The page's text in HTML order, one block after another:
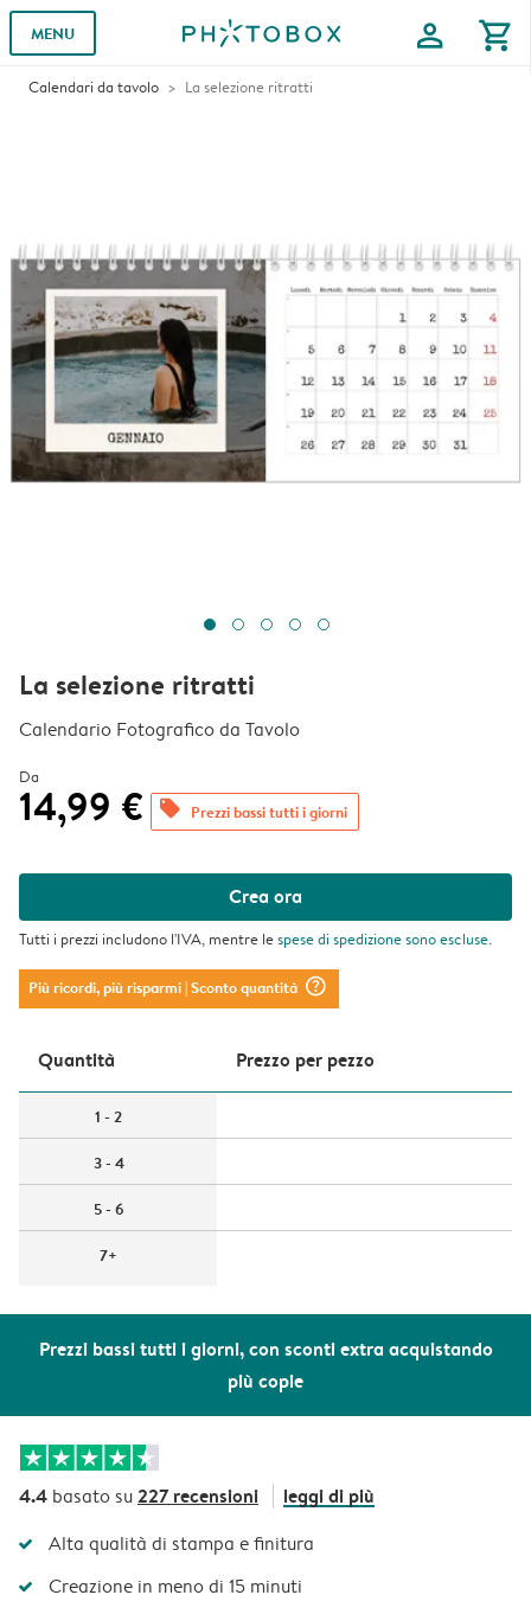
MENU profile shopping_cart
Calendari da tavolo La selezione ritratti
Prezzi bassi tutti i giorni, con sconti extra acquistando
più copie
La selezione ritratti
Calendario Fotografico da Tavolo
Da
14,99 € offers Prezzi bassi tutti i giorni
Crea ora
Tutti i prezzi includono l'IVA, mentre lespese di spedizionesono escluse.
Più ricordi, più risparmi| Sconto quantità question_mark_circle
Quantità Prezzo per pezzo
1 - 2
3 - 4
5 - 6
7+
4.4 basato su227 recensioni leggi di più
Alta qualità di stampa e finitura
Creazione in meno di 15 minuti